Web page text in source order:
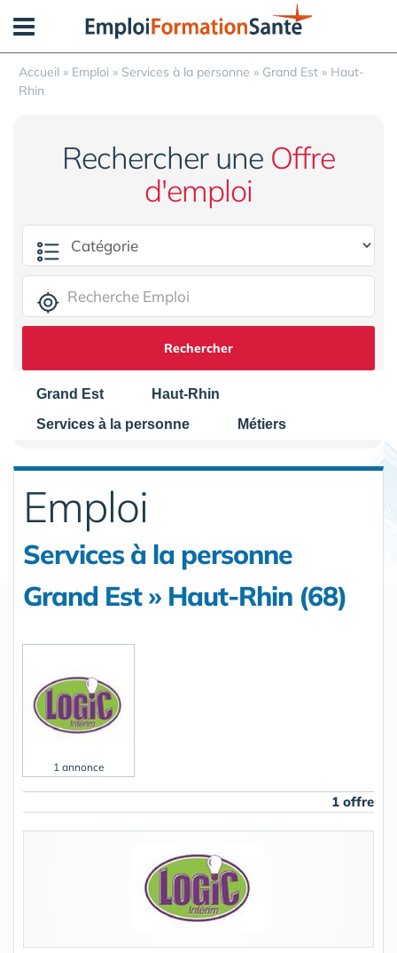
Accueil » Emploi » Services à la personne » Grand Est » Haut-
Rhin
Rechercher une Offre
d'emploi
Rechercher
Grand Est
Haut-Rhin
Services à la personne
Métiers
Emploi
Services à la personne
Grand Est » Haut-Rhin (68)
1 annonce
1 offre